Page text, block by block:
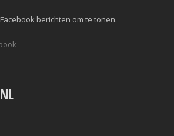
berichten om te tonen.